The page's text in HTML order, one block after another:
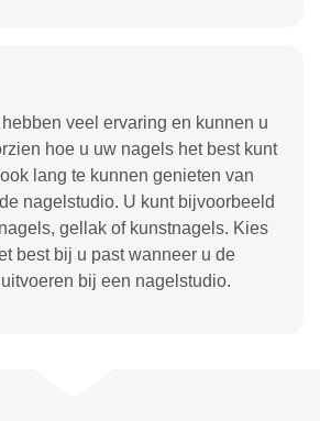
hebben veel ervaring en kunnen u
hoe u uw nagels het best kunt
lang te kunnen genieten van
nagelstudio. U kunt bijvoorbeeld
gellak of kunstnagels. Kies
best bij u past wanneer u de
bij een nagelstudio.